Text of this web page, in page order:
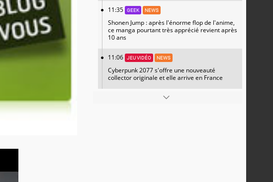
11:35 GEEK NEWS
Shonen Jump : après l'énorme flop de l'anime,
ce manga pourtant très apprécié revient après
10 ans
11:06 JEU VIDÉO NEWS
Cyberpunk 2077 s'offre une nouveauté
collector originale et elle arrive en France